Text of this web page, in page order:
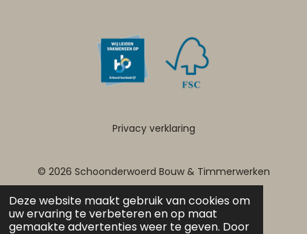
Deze website maakt gebruik van cookies om
uw ervaring te verbeteren en op maat
gemaakte advertenties weer te geven. Door
Privacy verklaring
© 2026 Schoonderwoerd Bouw & Timmerwerken
Algemene voorwaarden